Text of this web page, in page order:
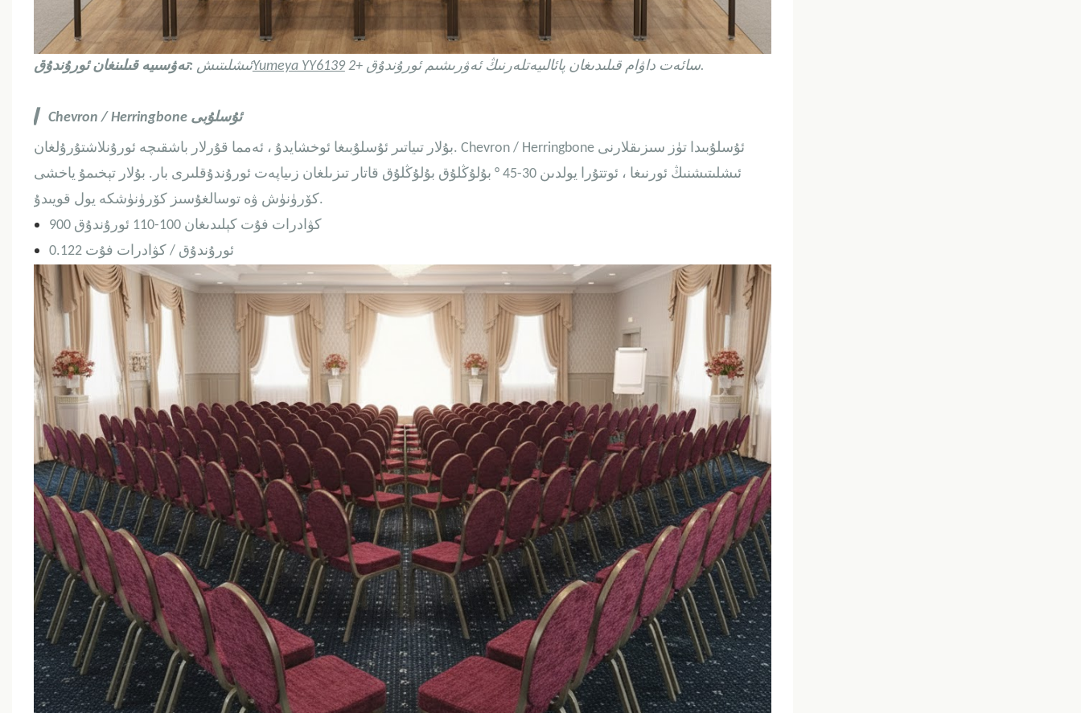
تەۋسىيە قىلىنغان ئورۇندۇق: ئىشلىتىشYumeya YY6139 2+ سائەت داۋام قىلىدىغان پائالىيەتلەرنىڭ ئەۋرىشىم ئورۇندۇق.
▎ Chevron
/ Herringbone ئۇسلۇبى
بۇلار تىياتىر ئۇسلۇبىغا ئوخشايدۇ ، ئەمما قۇرلار باشقىچە ئورۇنلاشتۇرۇلغان. Chevron / Herringbone ئۇسلۇبىدا تۈز سىزىقلارنى
ئىشلىتىشنىڭ ئورنىغا ، ئوتتۇرا يولدىن 30-45 ° بۇلۇڭلۇق بۇلۇڭلۇق قاتار تىزىلغان زىياپەت ئورۇندۇقلىرى بار. بۇلار تېخىمۇ ياخشى
كۆرۈنۈش ۋە توسالغۇسىز كۆرۈنۈشكە يول قويىدۇ.
900 كۋادرات فۇت كېلىدىغان 100-110 ئورۇندۇق
0.122 ئورۇندۇق / كۋادرات فۇت